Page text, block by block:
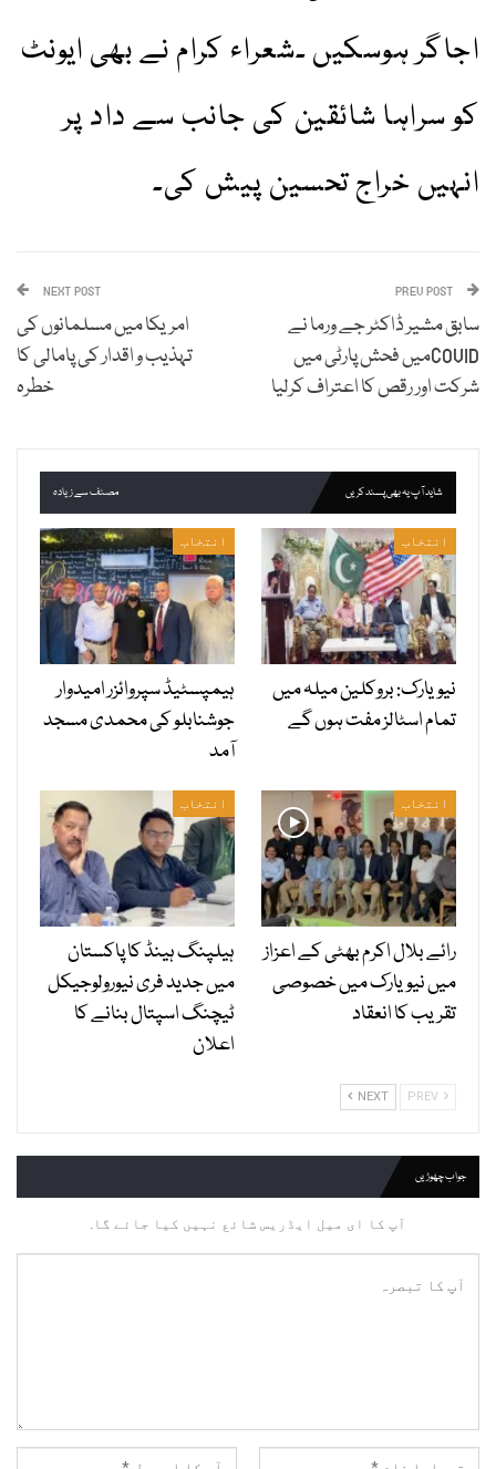
اجاگر ہوسکیں ۔شعراء کرام نے بھی ایونٹ
کو سراہا شائقین کی جانب سے داد پر
انہیں خراج تحسین پیش کی۔
سابق مشیر ڈاکٹر جے ورما نے
COVIDمیں فحش پارٹی میں
شرکت اور رقص کا اعتراف کرلیا
NEXT POST
امریکا میں مسلمانوں کی
تہذیب و اقدار کی پامالی کا
خطرہ
شاید آپ یہ بھی پسند کریں مصنف سے زیادہ
انتخاب
نیویارک: بروکلین میلہ میں
تمام اسٹالز مفت ہوں گے
انتخاب
ہیمپسٹیڈ سپروائزر امیدوار
جوشنابلو کی محمدی مسجد
آمد
انتخاب
رائے بلال اکرم بھٹی کے اعزاز
میں نیویارک میں خصوصی
تقریب کا انعقاد
انتخاب
ہیلپنگ ہینڈ کا پاکستان
میں جدید فری نیورولوجیکل
ٹیچنگ اسپتال بنانے کا
اعلان
NEXT
جواب چھوڑیں
آپ کا ای میل ایڈریس شائع نہیں کیا جائے گا.